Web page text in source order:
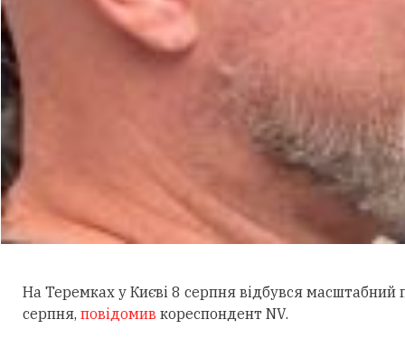
На Теремках у Києві 8 серпня відбувся масштабний
серпня, повідомив кореспондент NV.